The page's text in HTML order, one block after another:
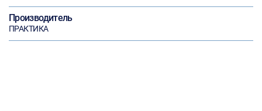
Производитель
ПРАКТИКА